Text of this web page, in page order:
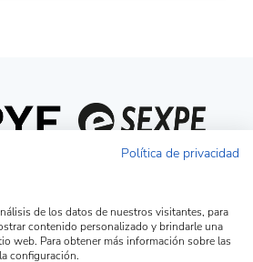
Política de privacidad
de los datos de nuestros visitantes, para
contenido personalizado y brindarle una
web. Para obtener más información sobre las
configuración.